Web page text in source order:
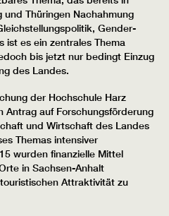
Thüringen Nachahmung
Gender-
ist es ein zentrales Thema
bis jetzt nur bedingt Einzug
des Landes.
der Hochschule Harz
Antrag auf Forschungsförderung
und Wirtschaft des Landes
Themas intensiver
wurden finanzielle Mittel
in Sachsen-Anhalt
Attraktivität zu